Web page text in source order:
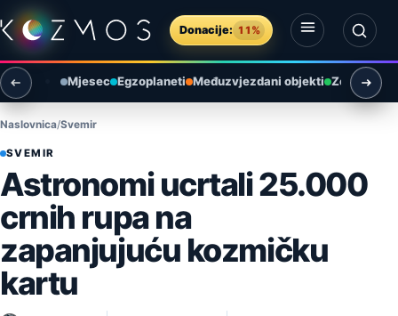
Preskoči na sadržaj
Donacije: 11%
Otvori izbornik
Otvori pretragu
Mjesec Egzoplaneti Međuzvjezdani objekti Zemlja i
Naslovnica Svemir
SVEMIR
Astronomi ucrtali 25.000
crnih rupa na
zapanjujuću kozmičku
kartu